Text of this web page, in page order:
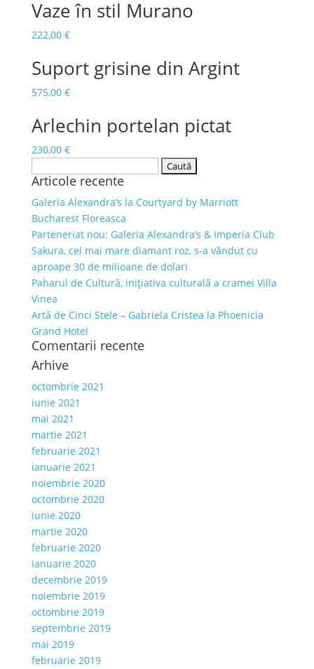
Vaze în stil Murano
222,00 €
Suport grisine din Argint
575,00 €
Arlechin portelan pictat
230,00 €
după:
Articole recente
Galeria Alexandra’s la Courtyard by Marriott
Bucharest Floreasca
Parteneriat nou: Galeria Alexandra’s & Imperia Club
Sakura, cel mai mare diamant roz, s-a vândut cu
aproape 30 de milioane de dolari
Paharul de Cultură, inițiativa culturală a cramei Villa
Vinea
Artă de Cinci Stele – Gabriela Cristea la Phoenicia
Grand Hotel
Comentarii recente
Arhive
octombrie 2021
iunie 2021
mai 2021
martie 2021
februarie 2021
ianuarie 2021
noiembrie 2020
octombrie 2020
iunie 2020
martie 2020
februarie 2020
ianuarie 2020
decembrie 2019
noiembrie 2019
octombrie 2019
septembrie 2019
mai 2019
februarie 2019